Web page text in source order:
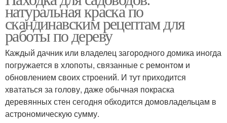
Известковая краска Краска из сажи
Вечная краска Краска для дерева
натуральная краска по
скандинавским рецептам для
работы по дереву
Каждый дачник или владелец загородного домика иногда
погружается в хлопоты, связанные с ремонтом и
обновлением своих строений. И тут приходится
хвататься за голову, даже обычная покраска
деревянных стен сегодня обходится домовладельцам в
астрономическую сумму.